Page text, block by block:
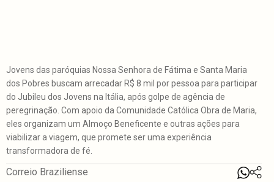
Jovens das paróquias Nossa Senhora de Fátima e Santa Maria
dos Pobres buscam arrecadar R$ 8 mil por pessoa para participar
do Jubileu dos Jovens na Itália, após golpe de agência de
peregrinação. Com apoio da Comunidade Católica Obra de Maria,
eles organizam um Almoço Beneficente e outras ações para
viabilizar a viagem, que promete ser uma experiência
transformadora de fé.
Correio Braziliense